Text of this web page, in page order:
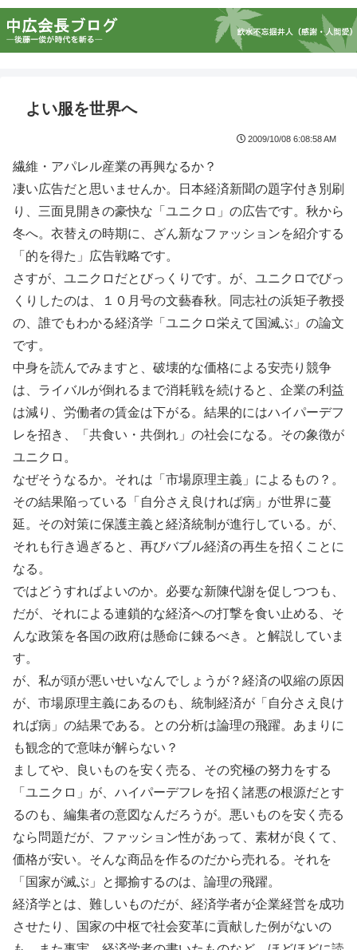
よい服を世界へ
2009/10/08 6:08:58 AM
繊維・アパレル産業の再興なるか？
凄い広告だと思いませんか。日本経済新聞の題字付き別刷
り、三面見開きの豪快な「ユニクロ」の広告です。秋から
冬へ。衣替えの時期に、ざん新なファッションを紹介する
「的を得た」広告戦略です。
さすが、ユニクロだとびっくりです。が、ユニクロでびっ
くりしたのは、１０月号の文藝春秋。同志社の浜矩子教授
の、誰でもわかる経済学「ユニクロ栄えて国滅ぶ」の論文
です。
中身を読んでみますと、破壊的な価格による安売り競争
は、ライバルが倒れるまで消耗戦を続けると、企業の利益
は減り、労働者の賃金は下がる。結果的にはハイパーデフ
レを招き、「共食い・共倒れ」の社会になる。その象徴が
ユニクロ。
なぜそうなるか。それは「市場原理主義」によるもの？。
その結果陥っている「自分さえ良ければ病」が世界に蔓
延。その対策に保護主義と経済統制が進行している。が、
それも行き過ぎると、再びバブル経済の再生を招くことに
なる。
ではどうすればよいのか。必要な新陳代謝を促しつつも、
だが、それによる連鎖的な経済への打撃を食い止める、そ
んな政策を各国の政府は懸命に錬るべき。と解説していま
す。
が、私が頭が悪いせいなんでしょうが？経済の収縮の原因
が、市場原理主義にあるのも、統制経済が「自分さえ良け
れば病」の結果である。との分析は論理の飛躍。あまりに
も観念的で意味が解らない？
ましてや、良いものを安く売る、その究極の努力をする
「ユニクロ」が、ハイパーデフレを招く諸悪の根源だとす
るのも、編集者の意図なんだろうが。悪いものを安く売る
なら問題だが、ファッション性があって、素材が良くて、
価格が安い。そんな商品を作るのだから売れる。それを
「国家が滅ぶ」と揶揄するのは、論理の飛躍。
経済学とは、難しいものだが、経済学者が企業経営を成功
させたり、国家の中枢で社会変革に貢献した例がないの